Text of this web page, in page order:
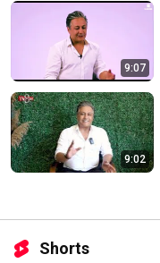
9:07
9:02
Shorts